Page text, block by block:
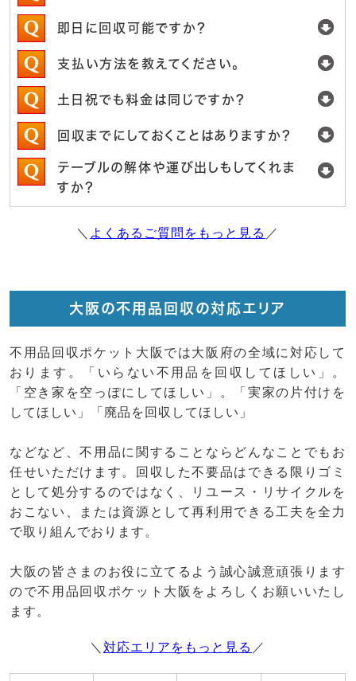
即日に回収可能ですか？
支払い方法を教えてください。
土日祝でも料金は同じですか？
回収までにしておくことはありますか？
テーブルの解体や運び出しもしてくれま
すか？
＼ よくあるご質問をもっと見る ／
大阪の不用品回収の対応エリア
不用品回収ポケット大阪では大阪府の全域に対応して
おります。「いらない不用品を回収してほしい」。
「空き家を空っぽにしてほしい」。「実家の片付けを
してほしい」「廃品を回収してほしい」
などなど、不用品に関することならどんなことでもお
任せいただけます。回収した不要品はできる限りゴミ
として処分するのではなく、リユース・リサイクルを
おこない、または資源として再利用できる工夫を全力
で取り組んでおります。
大阪の皆さまのお役に立てるよう誠心誠意頑張ります
ので不用品回収ポケット大阪をよろしくお願いいたし
ます。
＼ 対応エリアをもっと見る ／